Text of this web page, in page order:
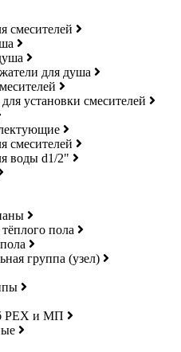
смесителей
для душа
установки смесителей
смесителей
воды d1/2"
пола
группа (узел)
РЕХ и МП